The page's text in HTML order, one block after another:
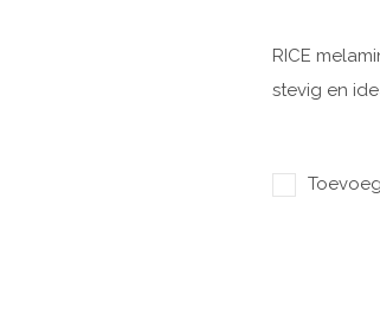
RICE
stevig en